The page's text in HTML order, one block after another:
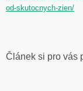
od-skutocnych-zien/
Článek si pro vás